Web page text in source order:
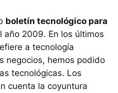
boletín tecnológico para
año 2009. En los últimos
a tecnología
negocios, hemos podido
tecnológicas. Los
cuenta la coyuntura